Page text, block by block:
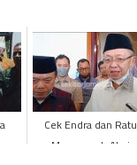
Cek Endra dan Ratu
Munawaroh Akui